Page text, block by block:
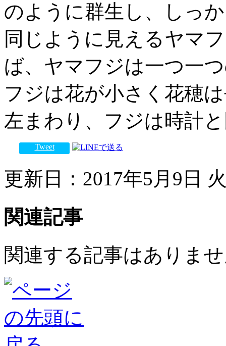
のように群生し、しっ
同じように見えるヤマ
ば、ヤマフジは一つ一
フジは花が小さく花穂
左まわり、フジは時計
Tweet
更新日：2017年5月9日
関連記事
関連する記事はありま